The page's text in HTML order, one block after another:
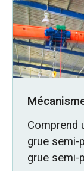
Comprend
grue
grue semi-